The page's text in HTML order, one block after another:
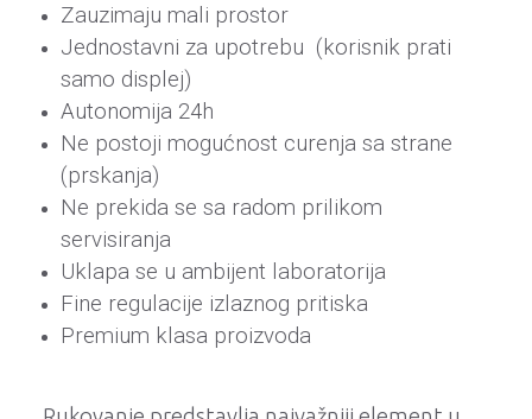
Zauzimaju mali prostor
Jednostavni za upotrebu (korisnik prati
samo displej)
Autonomija 24h
Ne postoji mogućnost curenja sa strane
(prskanja)
Ne prekida se sa radom prilikom
servisiranja
Uklapa se u ambijent laboratorija
Fine regulacije izlaznog pritiska
Premium klasa proizvoda